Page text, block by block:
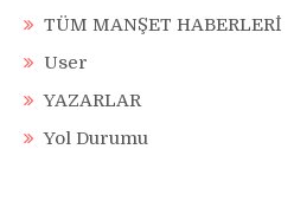
TÜM MANŞET HABERLERİ
User
YAZARLAR
Yol Durumu